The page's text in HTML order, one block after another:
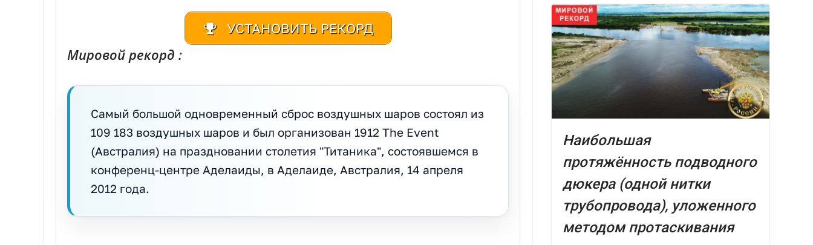
УСТАНОВИТЬ РЕКОРД
Мировой рекорд :
Самый большой одновременный сброс воздушных шаров состоял из
109 183 воздушных шаров и был организован 1912 The Event
(Австралия) на праздновании столетия "Титаника", состоявшемся в
конференц-центре Аделаиды, в Аделаиде, Австралия, 14 апреля
2012 года.
Наибольшая
протяжённость подводного
дюкера (одной нитки
трубопровода), уложенного
методом протаскивания